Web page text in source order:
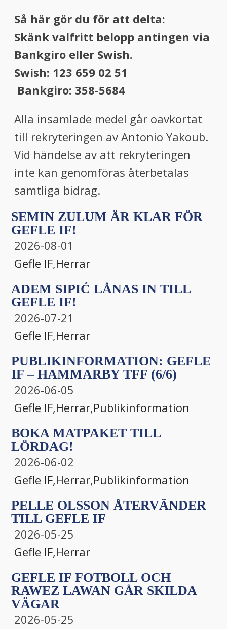
Så här gör du för att delta:
Skänk valfritt belopp antingen via
Bankgiro eller Swish.
Swish: 123 659 02 51
Bankgiro: 358-5684
Alla insamlade medel går oavkortat
till rekryteringen av Antonio Yakoub.
Vid händelse av att rekryteringen
inte kan genomföras återbetalas
samtliga bidrag.
SEMIN ZULUM ÄR KLAR FÖR
GEFLE IF!
2026-08-01
Gefle IF,Herrar
ADEM SIPIĆ LÅNAS IN TILL
GEFLE IF!
2026-07-21
Gefle IF,Herrar
PUBLIKINFORMATION: GEFLE
IF – HAMMARBY TFF (6/6)
2026-06-05
Gefle IF,Herrar,Publikinformation
BOKA MATPAKET TILL
LÖRDAG!
2026-06-02
Gefle IF,Herrar,Publikinformation
PELLE OLSSON ÅTERVÄNDER
TILL GEFLE IF
2026-05-25
Gefle IF,Herrar
GEFLE IF FOTBOLL OCH
RAWEZ LAWAN GÅR SKILDA
VÄGAR
2026-05-25